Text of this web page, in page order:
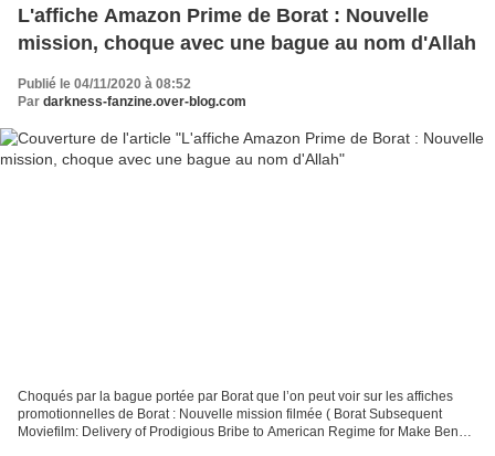
L'affiche Amazon Prime de Borat : Nouvelle
mission, choque avec une bague au nom d'Allah
Publié le 04/11/2020 à 08:52
Par darkness-fanzine.over-blog.com
Choqués par la bague portée par Borat que l’on peut voir sur les affiches
promotionnelles de Borat : Nouvelle mission filmée ( Borat Subsequent
Moviefilm: Delivery of Prodigious Bribe to American Regime for Make Benefit